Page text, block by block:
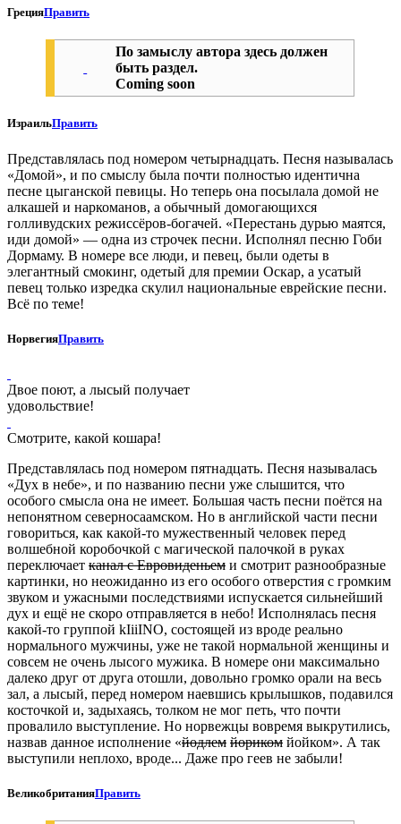
ГрецияПравить
По замыслу автора здесь должен
быть раздел.
Coming soon
ИзраильПравить
Представлялась под номером четырнадцать. Песня называлась
«Домой», и по смыслу была почти полностью идентична
песне цыганской певицы. Но теперь она посылала домой не
алкашей и наркоманов, а обычный домогающихся
голливудских режиссёров-богачей. «Перестань дурью маятся,
иди домой» — одна из строчек песни. Исполнял песню Гоби
Дормаму. В номере все люди, и певец, были одеты в
элегантный смокинг, одетый для премии Оскар, а усатый
певец только изредка скулил национальные еврейские песни.
Всё по теме!
НорвегияПравить
Двое поют, а лысый получает
удовольствие!
Смотрите, какой кошара!
Представлялась под номером пятнадцать. Песня называлась
«Дух в небе», и по названию песни уже слышится, что
особого смысла она не имеет. Большая часть песни поётся на
непонятном северносаамском. Но в английской части песни
говориться, как какой-то мужественный человек перед
волшебной коробочкой с магической палочкой в руках
переключает канал с Евровиденьем и смотрит разнообразные
картинки, но неожиданно из его особого отверстия с громким
звуком и ужасными последствиями испускается сильнейший
дух и ещё не скоро отправляется в небо! Исполнялась песня
какой-то группой kIiiINO, состоящей из вроде реально
нормального мужчины, уже не такой нормальной женщины и
совсем не очень лысого мужика. В номере они максимально
далеко друг от друга отошли, довольно громко орали на весь
зал, а лысый, перед номером наевшись крылышков, подавился
косточкой и, задыхаясь, толком не мог петь, что почти
провалило выступление. Но норвежцы вовремя выкрутились,
назвав данное исполнение «йодлем йориком йойком». А так
выступили неплохо, вроде... Даже про геев не забыли!
ВеликобританияПравить